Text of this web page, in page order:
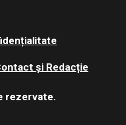
și Redacție
rezervate.